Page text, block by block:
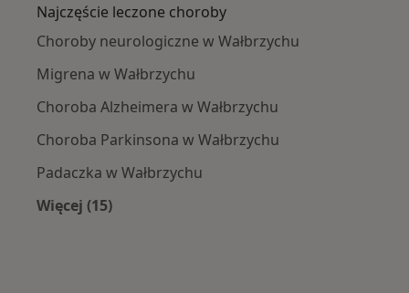
Najczęście leczone choroby
Choroby neurologiczne w Wałbrzychu
Migrena w Wałbrzychu
Choroba Alzheimera w Wałbrzychu
Choroba Parkinsona w Wałbrzychu
Padaczka w Wałbrzychu
Więcej (15)